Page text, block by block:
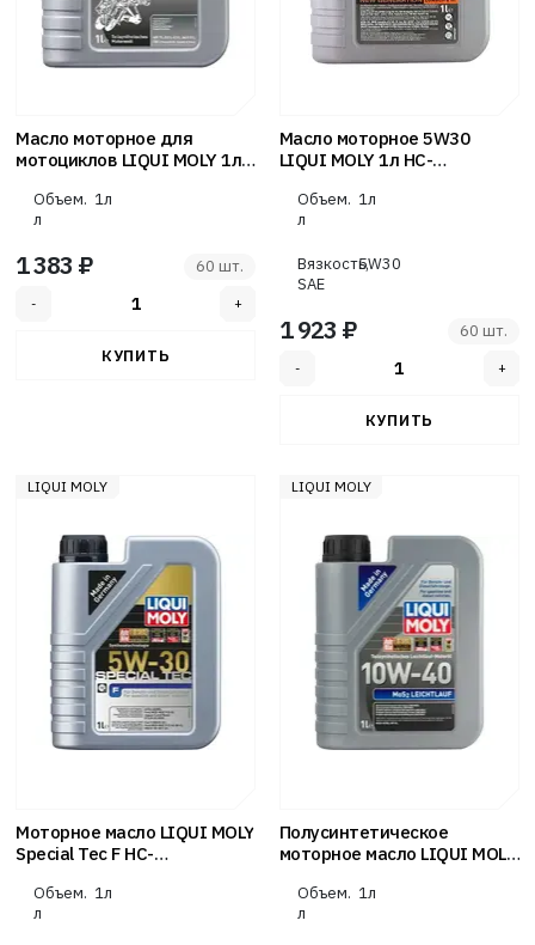
Масло моторное для
мотоциклов LIQUI MOLY 1л
L-EGC 2T
Объем.
л
1л
1 383 ₽ 60 шт.
Масло моторное 5W30
LIQUI MOLY 1л НС-
Объем.
л
1л
Вязкость,
SAE
5W30
1 923 ₽ 60 шт.
LIQUI MOLY
Моторное масло LIQUI MOLY
Special Tec F НС-
A5/B5, 1 л 2325
Объем.
л
1л
LIQUI MOLY
Полусинтетическое
моторное масло LIQUI MOLY
2626
Объем.
л
1л